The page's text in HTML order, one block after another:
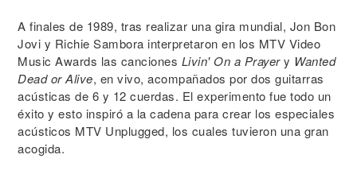
A finales de 1989, tras realizar una gira mundial, Jon Bon
Jovi y Richie Sambora interpretaron en los MTV Video
Music Awards las canciones Livin' On a Prayery Wanted
Dead or Alive, en vivo, acompañados por dos guitarras
acústicas de 6 y 12 cuerdas. El experimento fue todo un
éxito y esto inspiró a la cadena para crear los especiales
acústicos MTV Unplugged, los cuales tuvieron una gran
acogida.